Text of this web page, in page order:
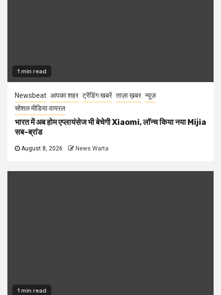
1 min read
Newsbeat आपका शहर ट्रेंडिंग खबरें ताज़ा ख़बर न्यूज़
सोशल मीडिया वायरल
भारत में अब होम एप्लायंसेज भी बेचेगी Xiaomi, लॉन्च किया नया Mijia
सब-ब्रांड
August 8, 2026 News Warta
1 min read